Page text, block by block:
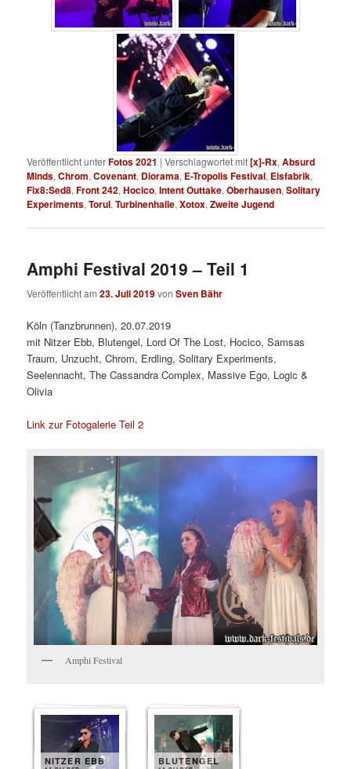
Veröffentlicht unterFotos 2021 |Verschlagwortet mit[x]-Rx,Absurd
Minds,Chrom,Covenant, Diorama, E-Tropolis Festival, Eisfabrik,
Fix8:Sed8,Front 242,Hocico,Intent Outtake,Oberhausen,Solitary
Experiments,Torul,Turbinenhalle,Xotox,Zweite Jugend
Amphi Festival 2019 – Teil 1
Veröffentlicht am23. Juli 2019vonSven Bähr
Köln (Tanzbrunnen), 20.07.2019
mit Nitzer Ebb, Blutengel, Lord Of The Lost, Hocico, Samsas
Traum, Unzucht, Chrom, Erdling, Solitary Experiments,
Seelennacht, The Cassandra Complex, Massive Ego, Logic &
Olivia
Link zur Fotogalerie Teil 2
Amphi Festival
NITZER EBB BLUTENGEL